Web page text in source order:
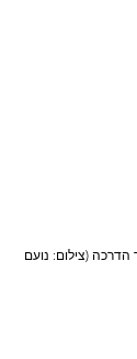
הדרכה (צילום: נועם